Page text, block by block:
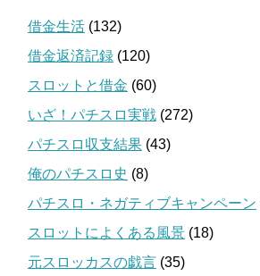
借金生活 (132)
借金返済記録 (120)
スロットと借金 (60)
いざ！パチスロ実戦 (272)
パチスロ収支結果 (43)
俺のパチスロ史 (8)
パチスロ・ネガティブキャンペーン
スロットによくある風景 (18)
元スロッカスの戯言 (35)